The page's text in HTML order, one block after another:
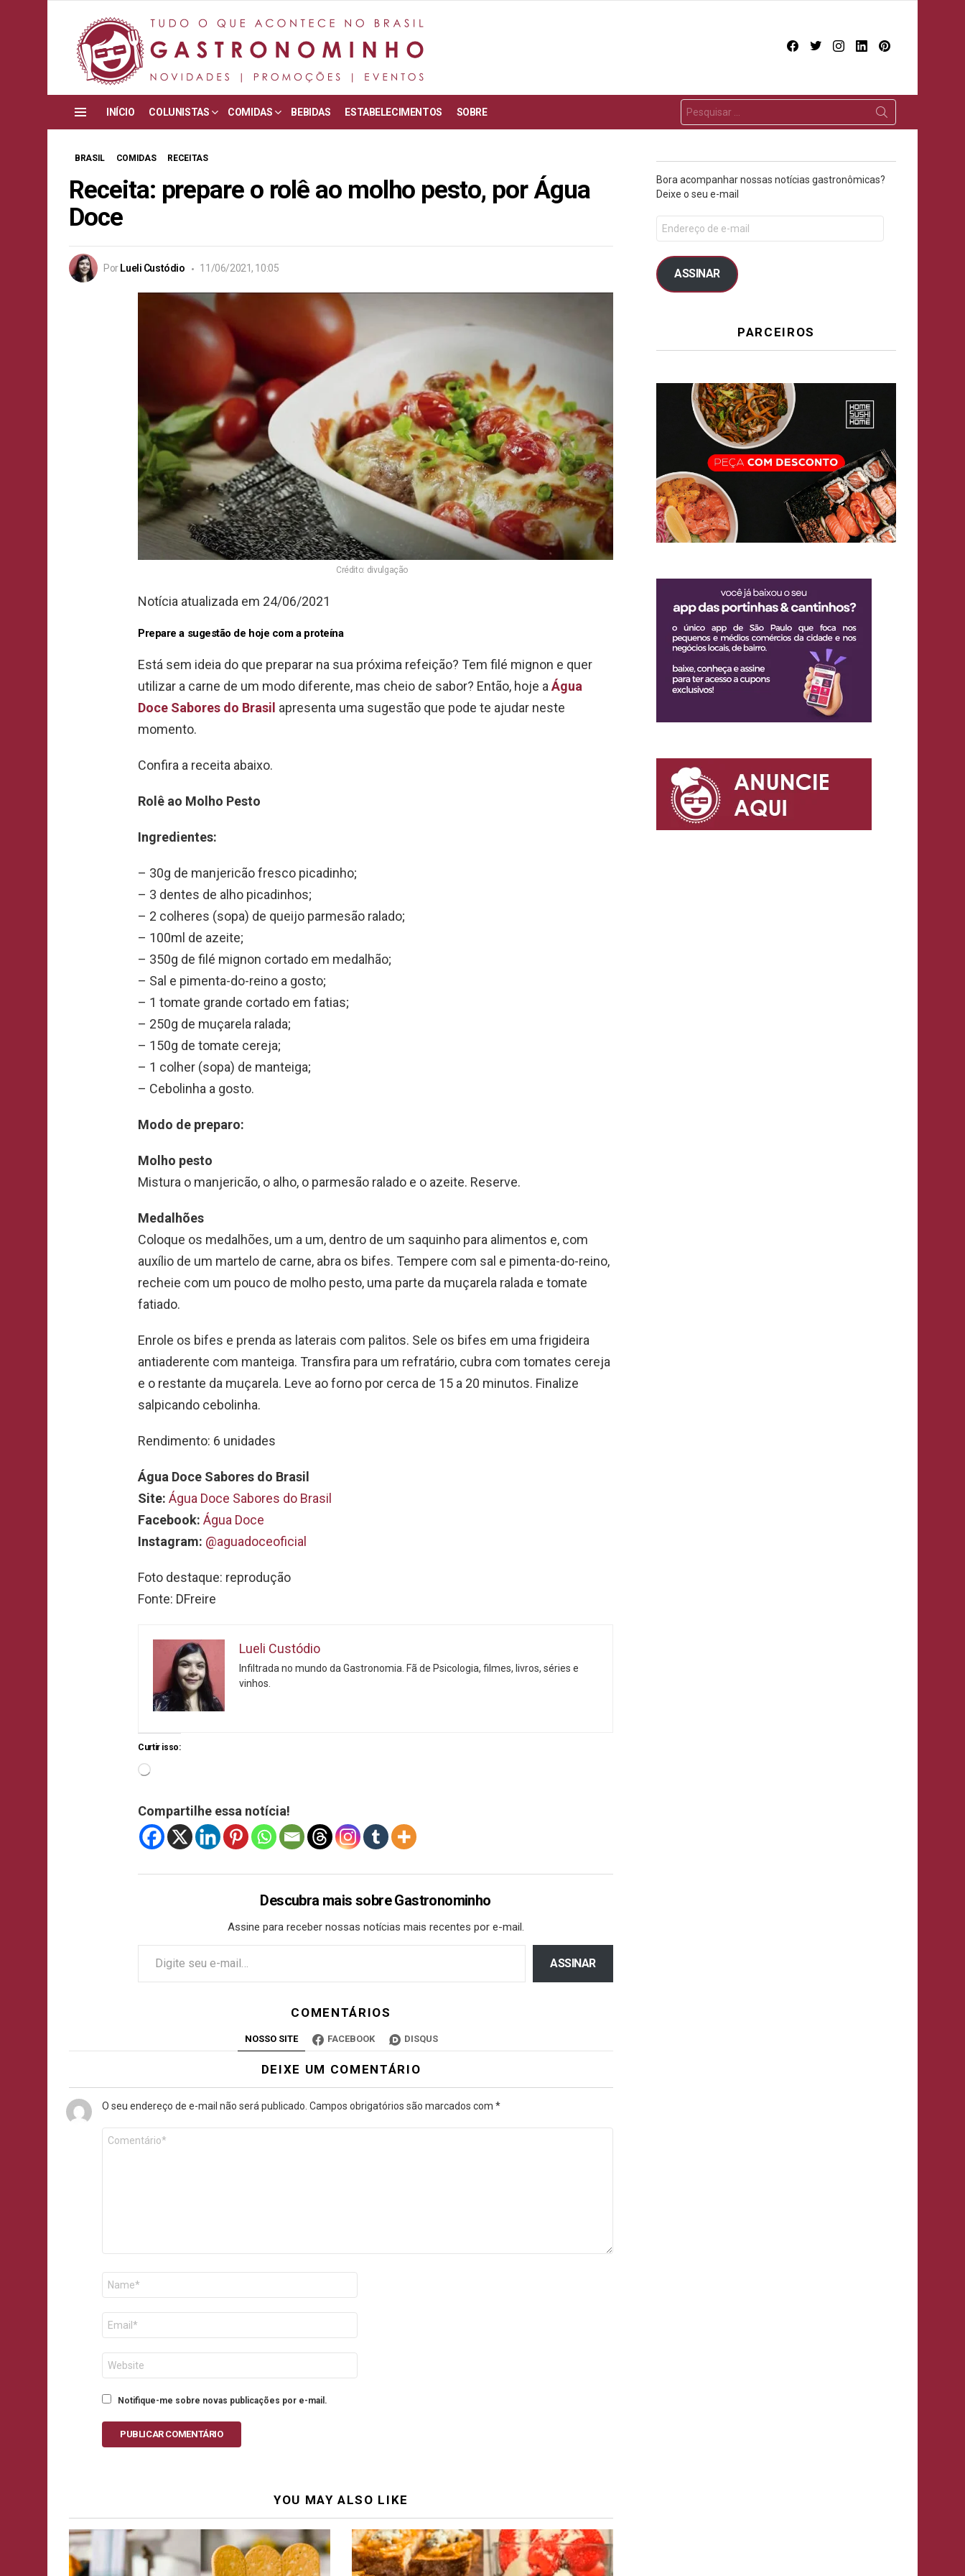
facebooktwitterinstagram
linkedin
INÍCIO COLUNISTAS COMIDAS BEBIDAS ESTABELECIMENTOS SOBRE
BRASIL COMIDAS RECEITAS
Receita: prepare o rolê ao molho pesto, por Água
Doce
Por Lueli Custódio 11/06/2021, 10:05
Crédito: divulgação
Notícia atualizada em 24/06/2021
Prepare a sugestão de hoje com a proteína
Está sem ideia do que preparar na sua próxima refeição? Tem filé mignon e quer
utilizar a carne de um modo diferente, mas cheio de sabor? Então, hoje a Água
Doce Sabores do Brasil apresenta uma sugestão que pode te ajudar neste
momento.
Confira a receita abaixo.
Rolê ao Molho Pesto
Ingredientes:
– 30g de manjericão fresco picadinho;
– 3 dentes de alho picadinhos;
– 2 colheres (sopa) de queijo parmesão ralado;
– 100ml de azeite;
– 350g de filé mignon cortado em medalhão;
– Sal e pimenta-do-reino a gosto;
– 1 tomate grande cortado em fatias;
– 250g de muçarela ralada;
– 150g de tomate cereja;
– 1 colher (sopa) de manteiga;
– Cebolinha a gosto.
Modo de preparo:
Molho pesto
Mistura o manjericão, o alho, o parmesão ralado e o azeite. Reserve.
Medalhões
Coloque os medalhões, um a um, dentro de um saquinho para alimentos e, com
auxílio de um martelo de carne, abra os bifes. Tempere com sal e pimenta-do-reino,
recheie com um pouco de molho pesto, uma parte da muçarela ralada e tomate
fatiado.
Enrole os bifes e prenda as laterais com palitos. Sele os bifes em uma frigideira
antiaderente com manteiga. Transfira para um refratário, cubra com tomates cereja
e o restante da muçarela. Leve ao forno por cerca de 15 a 20 minutos. Finalize
salpicando cebolinha.
Rendimento: 6 unidades
Água Doce Sabores do Brasil
Site: Água Doce Sabores do Brasil
Facebook: Água Doce
Instagram: @aguadoceoficial
Foto destaque: reprodução
Fonte: DFreire
Lueli Custódio
Infiltrada no mundo da Gastronomia. Fã de Psicologia, filmes, livros, séries e
vinhos.
Curtir isso:
Compartilhe essa notícia!
Descubra mais sobre Gastronominho
Assine para receber nossas notícias mais recentes por e-mail.
ASSINAR
COMENTÁRIOS
NOSSO SITE FACEBOOK DISQUS
DEIXE UM COMENTÁRIO
O seu endereço de e-mail não será publicado. Campos obrigatórios são marcados com *
mail
Notifique-me sobre novas publicações por e-mail.
PUBLICAR COMENTÁRIO
YOU MAY ALSO LIKE
Bora acompanhar nossas notícias gastronômicas?
Deixe o seu e-mail
ASSINAR
PARCEIROS